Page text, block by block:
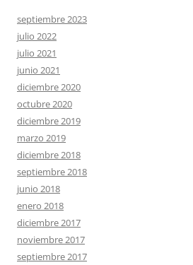
septiembre 2023
julio 2022
julio 2021
junio 2021
diciembre 2020
octubre 2020
diciembre 2019
marzo 2019
diciembre 2018
septiembre 2018
junio 2018
enero 2018
diciembre 2017
noviembre 2017
septiembre 2017